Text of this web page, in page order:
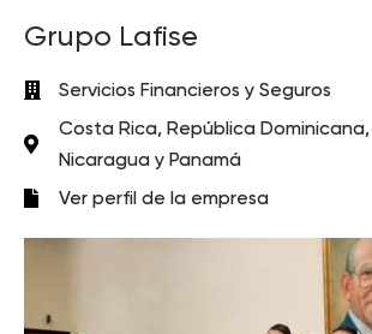
Grupo Lafise
Servicios Financieros y Seguros
Costa Rica, República
Nicaragua y Panamá
Ver perfil de la empresa